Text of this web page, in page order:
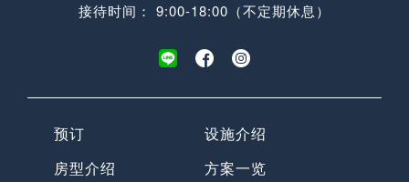
接待时间： 9:00-18:00（不定期休息）
预订
设施介绍
房型介绍
方案一览